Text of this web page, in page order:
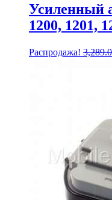
Усиленный
1200, 1201,
Распродажа!